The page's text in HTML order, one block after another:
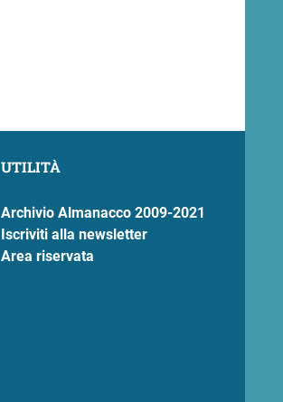
UTILITÀ
Archivio Almanacco 2009-2021
Iscriviti alla newsletter
Area riservata